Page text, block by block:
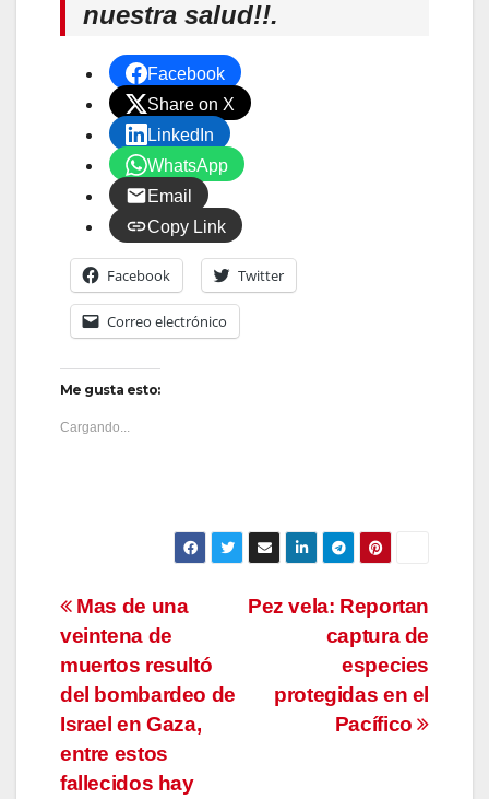
nuestra salud!!.
Facebook
Share on X
LinkedIn
WhatsApp
Email
Copy Link
Facebook Twitter
Correo electrónico
Me gusta esto:
Cargando...
Navegación
de
entradas
Pez vela: Reportan
captura de
especies
protegidas en el
Pacífico
Mas de una
veintena de
muertos resultó
del bombardeo de
Israel en Gaza,
entre estos
fallecidos hay